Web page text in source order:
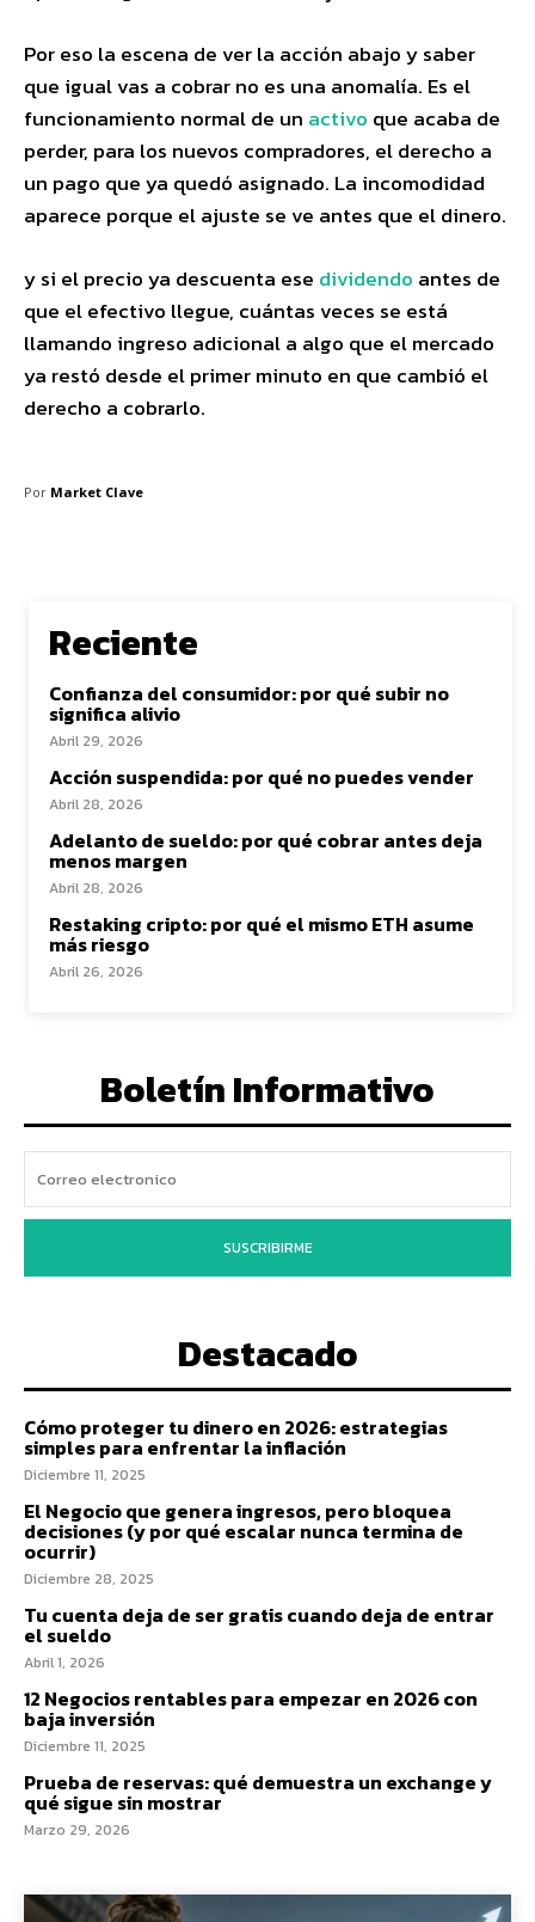
Por eso la escena de ver la acción abajo y saber
que igual vas a cobrar no es una anomalía. Es el
funcionamiento normal de un activo que acaba de
perder, para los nuevos compradores, el derecho a
un pago que ya quedó asignado. La incomodidad
aparece porque el ajuste se ve antes que el dinero.
y si el precio ya descuenta ese dividendo antes de
que el efectivo llegue, cuántas veces se está
llamando ingreso adicional a algo que el mercado
ya restó desde el primer minuto en que cambió el
derecho a cobrarlo.
Por Market Clave
Reciente
Confianza del consumidor: por qué subir no
significa alivio
Abril 29, 2026
Acción suspendida: por qué no puedes vender
Abril 28, 2026
Adelanto de sueldo: por qué cobrar antes deja
menos margen
Abril 28, 2026
Restaking cripto: por qué el mismo ETH asume
más riesgo
Abril 26, 2026
Boletín Informativo
SUSCRIBIRME
Destacado
Cómo proteger tu dinero en 2026: estrategias
simples para enfrentar la inflación
Diciembre 11, 2025
El Negocio que genera ingresos, pero bloquea
decisiones (y por qué escalar nunca termina de
ocurrir)
Diciembre 28, 2025
Tu cuenta deja de ser gratis cuando deja de entrar
el sueldo
Abril 1, 2026
12 Negocios rentables para empezar en 2026 con
baja inversión
Diciembre 11, 2025
Prueba de reservas: qué demuestra un exchange y
qué sigue sin mostrar
Marzo 29, 2026